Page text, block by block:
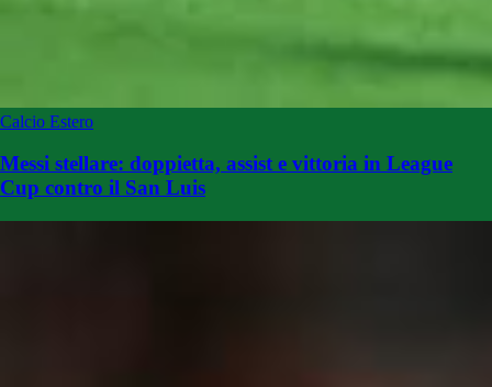
Calcio Estero
Messi stellare: doppietta, assist e vittoria in League
Cup contro il San Luis